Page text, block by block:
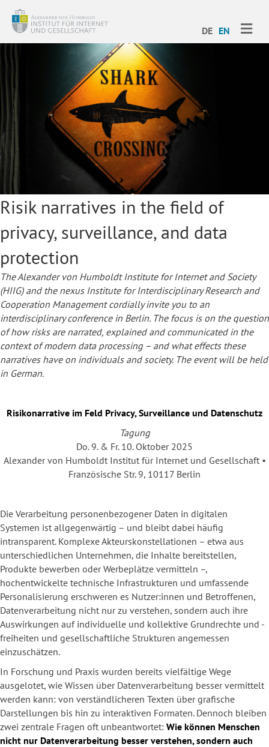
DE EN
Risik narratives in the field of
privacy, surveillance, and data
protection
The Alexander von Humboldt Institute for Internet and Society
(HIIG) and the nexus Institute for Interdisciplinary Research and
Cooperation Management cordially invite you to an
interdisciplinary conference in Berlin. The focus is on the question
of how risks are narrated, explained and communicated in the
context of modern data processing – and what effects these
narratives have on individuals and society. The event will be held
in German.
Risikonarrative im Feld Privacy, Surveillance und Datenschutz
Tagung
Do. 9. & Fr. 10. Oktober 2025
Alexander von Humboldt Institut für Internet und Gesellschaft •
Französische Str. 9, 10117 Berlin
Die Verarbeitung personenbezogener Daten in digitalen
Systemen ist allgegenwärtig – und bleibt dabei häufig
intransparent. Komplexe Akteurskonstellationen – etwa aus
unterschiedlichen Unternehmen, die Inhalte bereitstellen,
Produkte bewerben oder Werbeplätze vermitteln –,
hochentwickelte technische Infrastrukturen und umfassende
Personalisierung erschweren es Nutzer:innen und Betroffenen,
Datenverarbeitung nicht nur zu verstehen, sondern auch ihre
Auswirkungen auf individuelle und kollektive Grundrechte und -
freiheiten und gesellschaftliche Strukturen angemessen
einzuschätzen.
In Forschung und Praxis wurden bereits vielfältige Wege
ausgelotet, wie Wissen über Datenverarbeitung besser vermittelt
werden kann: von verständlicheren Texten über grafische
Darstellungen bis hin zu interaktiven Formaten. Dennoch bleiben
zwei zentrale Fragen oft unbeantwortet: Wie können Menschen
nicht nur Datenverarbeitung besser verstehen, sondern auch